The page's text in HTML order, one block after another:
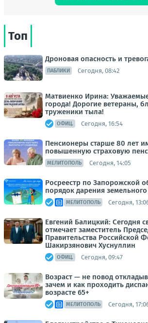
Топ
Дроновая опасность и
ПАБЛИКИ Сегодня, 08:42
Матвиенко Ирина:
города! Дорогие ветераны,
труженики тыла!
ОФИЦ. Сегодня, 16:54
Пенсионеры старше 80 лет
повышенную страховую
МЕЛИТОПОЛЬ Сегодня, 14:05
Росреестр по Запорожской
порядок дарения земельного
МЕЛИТОПОЛЬ Сегодня,
Евгений Балицкий: Сегодня
отмечает заместитель
Правительства Российской
Шакирзянович Хуснуллин
ОФИЦ. Сегодня, 09:47
Возраст — не повод
зачем и как проходить
возрасте 65+
МЕЛИТОПОЛЬ Сегодня,